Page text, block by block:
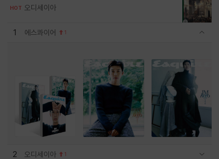
HOT 오디세이아
1 에스콰이어 1
2 오디세이아 1